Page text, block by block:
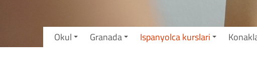
Okul Granada Ispanyolca kurslari